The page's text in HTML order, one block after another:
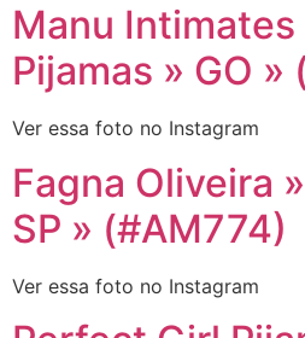
Manu Intimates
Pijamas » GO
Ver essa foto no Instagram
Fagna Oliveira
SP » (#AM774)
Ver essa foto no Instagram